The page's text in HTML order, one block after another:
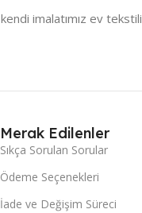
imalatımız ev tekstili
Merak Edilenler
Sıkça Sorulan Sorular
Ödeme Seçenekleri
İade ve Değişim Süreci